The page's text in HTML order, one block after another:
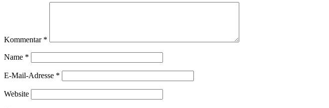
Kommentar *
Name *
E-Mail-Adresse *
Website